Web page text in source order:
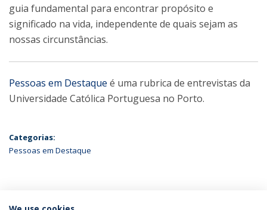
guia fundamental para encontrar propósito e
significado na vida, independente de quais sejam as
nossas circunstâncias.
Pessoas em Destaque é uma rubrica de entrevistas da
Universidade Católica Portuguesa no Porto.
Categorias:
Pessoas em Destaque